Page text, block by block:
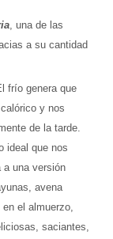
, una de las
a su cantidad
frío genera que
y nos
de la tarde.
ideal que nos
a una versión
avena
el almuerzo,
saciantes,